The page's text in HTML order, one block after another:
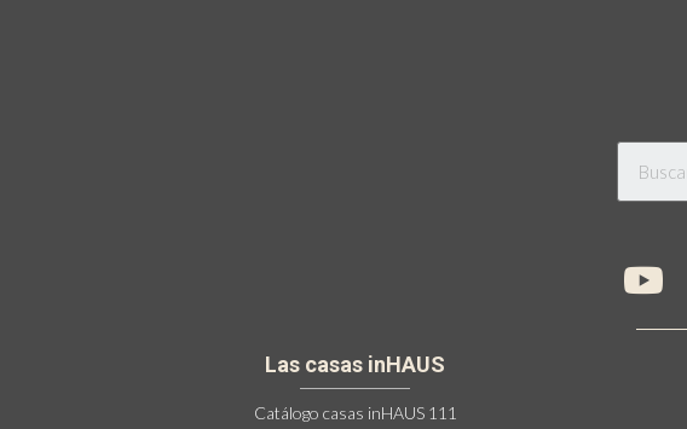
Las casas inHAUS
Catálogo casas inHAUS 111